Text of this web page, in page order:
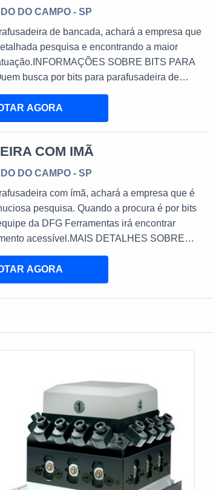
DO CAMPO - SP
de bancada, achará a empresa que
pesquisa e encontrando a maior
SOBRE BITS PARA
busca por bits para parafusadeira de
encontra na DFG Ferramentas. Na
brocas com insertos intercambiáveis e
AGORA
COM IMÃ
DO CAMPO - SP
com ímã, achará a empresa que é
pesquisa. Quando a procura é por bits
da DFG Ferramentas irá encontrar
acessível.MAIS DETALHES SOBRE
ÍMÃA DFG Ferramentas canaliza seus
de alta qualidade onde são ...
AGORA